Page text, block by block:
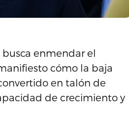
enmendar el
cómo la baja
en talón de
de crecimiento y